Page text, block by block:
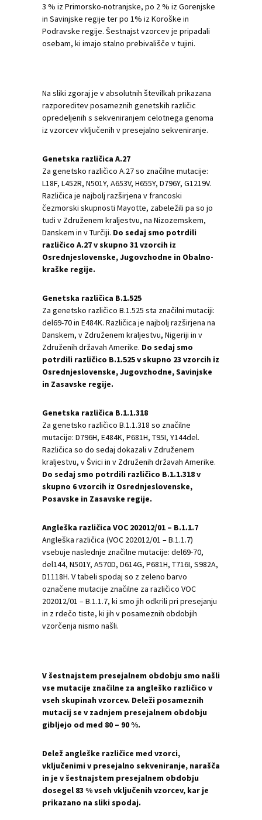
3 % iz Primorsko-notranjske, po 2 % iz Gorenjske
in Savinjske regije ter po 1% iz Koroške in
Podravske regije. Šestnajst vzorcev je pripadali
osebam, ki imajo stalno prebivališče v tujini.
Na sliki zgoraj je v absolutnih številkah prikazana
razporeditev posameznih genetskih različic
opredeljenih s sekveniranjem celotnega genoma
iz vzorcev vključenih v presejalno sekveniranje.
Genetska različica A.27
Za genetsko različico A.27 so značilne mutacije:
L18F, L452R, N501Y, A653V, H655Y, D796Y, G1219V.
Različica je najbolj razširjena v francoski
čezmorski skupnosti Mayotte, zabeležili pa so jo
tudi v Združenem kraljestvu, na Nizozemskem,
Danskem in v Turčiji. Do sedaj smo potrdili
različico A.27 v skupno 31 vzorcih iz
Osrednjeslovenske, Jugovzhodne in Obalno-
kraške regije.
Genetska različica B.1.525
Za genetsko različico B.1.525 sta značilni mutaciji:
del69-70 in E484K. Različica je najbolj razširjena na
Danskem, v Združenem kraljestvu, Nigeriji in v
Združenih državah Amerike. Do sedaj smo
potrdili različico B.1.525 v skupno 23 vzorcih iz
Osrednjeslovenske, Jugovzhodne, Savinjske
in Zasavske regije.
Genetska različica B.1.1.318
Za genetsko različico B.1.1.318 so značilne
mutacije: D796H, E484K, P681H, T95I, Y144del.
Različica so do sedaj dokazali v Združenem
kraljestvu, v Švici in v Združenih državah Amerike.
Do sedaj smo potrdili različico B.1.1.318 v
skupno 6 vzorcih iz Osrednjeslovenske,
Posavske in Zasavske regije.
Angleška različica VOC 202012/01 – B.1.1.7
Angleška različica (VOC 202012/01 – B.1.1.7)
vsebuje naslednje značilne mutacije: del69-70,
del144, N501Y, A570D, D614G, P681H, T716I, S982A,
D1118H. V tabeli spodaj so z zeleno barvo
označene mutacije značilne za različico VOC
202012/01 – B.1.1.7, ki smo jih odkrili pri presejanju
in z rdečo tiste, ki jih v posameznih obdobjih
vzorčenja nismo našli.
V šestnajstem presejalnem obdobju smo našli
vse mutacije značilne za angleško različico v
vseh skupinah vzorcev. Deleži posameznih
mutacij se v zadnjem presejalnem obdobju
gibljejo od med 80 – 90 %.
Delež angleške različice med vzorci,
vključenimi v presejalno sekveniranje, narašča
in je v šestnajstem presejalnem obdobju
dosegel 83 % vseh vključenih vzorcev, kar je
prikazano na sliki spodaj.